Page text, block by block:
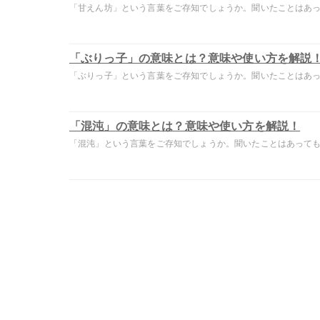
「甘えん坊」という言葉をご存知でしょうか。聞いたことはあ
「ぶりっ子」の意味とは？意味や使い方を解説！
「ぶりっ子」という言葉をご存知でしょうか。聞いたことはあ
「混沌」の意味とは？意味や使い方を解説！
「混沌」という言葉をご存知でしょうか。聞いたことはあって